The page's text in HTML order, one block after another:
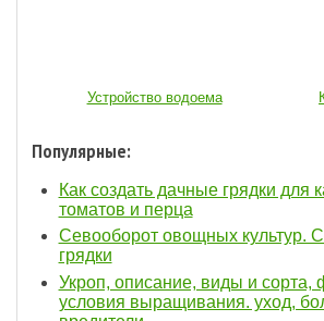
Устройство водоема
Популярные:
Как создать дачные грядки для
томатов и перца
Севооборот овощных культур.
грядки
Укроп, описание, виды и сорта,
условия выращивания. уход,